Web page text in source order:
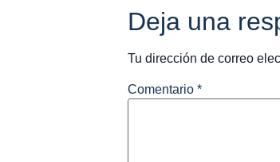
Deja una
Tu dirección de correo
Comentario *